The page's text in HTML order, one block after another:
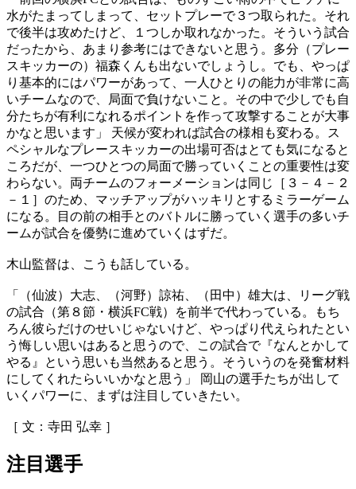
水がたまってしまって、セットプレーで３つ取られた。それ
で後半は攻めたけど、１つしか取れなかった。そういう試合
だったから、あまり参考にはできないと思う。多分（プレー
スキッカーの）福森くんも出ないでしょうし。でも、やっぱ
り基本的にはパワーがあって、一人ひとりの能力が非常に高
いチームなので、局面で負けないこと。その中で少しでも自
分たちが有利になれるポイントを作って攻撃することが大事
かなと思います」 天候が変われば試合の様相も変わる。ス
ペシャルなプレースキッカーの出場可否はとても気になると
ころだが、一つひとつの局面で勝っていくことの重要性は変
わらない。両チームのフォーメーションは同じ［３－４－２
－１］のため、マッチアップがハッキリとするミラーゲーム
になる。目の前の相手とのバトルに勝っていく選手の多いチ
ームが試合を優勢に進めていくはずだ。
木山監督は、こうも話している。
「（仙波）大志、（河野）諒祐、（田中）雄大は、リーグ戦
の試合（第８節・横浜FC戦）を前半で代わっている。もち
ろん彼らだけのせいじゃないけど、やっぱり代えられたとい
う悔しい思いはあると思うので、この試合で『なんとかして
やる』という思いも当然あると思う。そういうのを発奮材料
にしてくれたらいいかなと思う」 岡山の選手たちが出して
いくパワーに、まずは注目していきたい。
［ 文：寺田 弘幸 ］
注目選手